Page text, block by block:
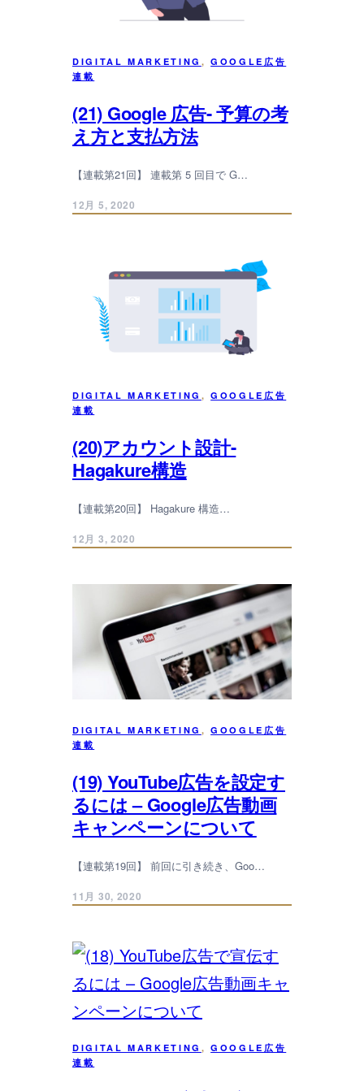
DIGITAL MARKETING , GOOGLE広告
連載
(21) Google 広告- 予算の考
え方と支払方法
【連載第21回】 連載第 5 回目で G…
12月 5, 2020
DIGITAL MARKETING , GOOGLE広告
連載
(20)アカウント設計-
Hagakure構造
【連載第20回】 Hagakure 構造…
12月 3, 2020
DIGITAL MARKETING , GOOGLE広告
連載
(19) YouTube広告を設定す
るには – Google広告動画
キャンペーンについて
【連載第19回】 前回に引き続き、Goo…
11月 30, 2020
DIGITAL MARKETING , GOOGLE広告
連載